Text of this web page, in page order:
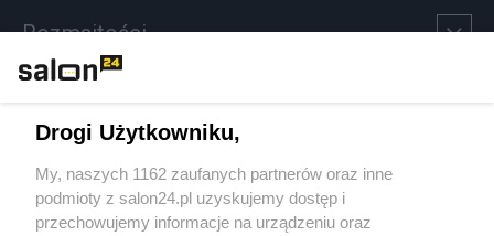
Rozmaitości
Sport
Społeczeństwo
Drogi Użytkowniku,
My, naszych 1162 zaufanych partnerów oraz inne
podmioty z salon24.pl uzyskujemy dostęp i
przechowujemy informacje na urządzeniu oraz